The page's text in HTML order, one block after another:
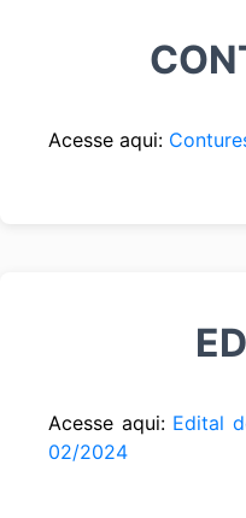
Acesse aqui:
Acesse aqui: Edital
02/2024